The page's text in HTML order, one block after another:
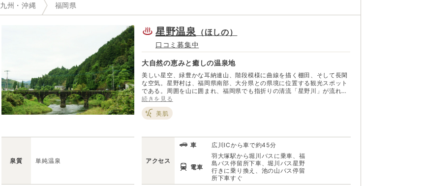
九州・沖縄 福岡県
星野温泉 （ほしの）
口コミ募集中
大自然の恵みと癒しの温泉地
美しい星空、緑豊かな耳納連山、階段模様に曲線を描く棚田、そして長閑
な空気。星野村は、福岡県南部、大分県との県境に位置する観光スポット
である。周囲を山に囲まれ、福岡県でも指折りの清流「星野川」が流れる
美 しい村。 四季折々見せる、棚田や茶畑が残る里山の風景は「日本の里1
00選」にも選ばれている。星のふるさと公園には、有名な星や名産のお茶
が楽しめる文化館の他、自然あふれるキャンプ場や公園、温泉など遊べる
い泉質。広々とした湯船から星野村を一望できる大パノラマが広がる。星
野村ならではの食事が楽しめるレストランもあり、日帰りでも宿泊でもの
続きを見る
美肌
泉質 単純温泉 アクセス
車 広川ICから車で約45分
電車
羽大塚駅から堀川バスに乗車、福
島バス停留所下車、堀川バス星野
行きに乗り換え、池の山バス停留
所下車すぐ